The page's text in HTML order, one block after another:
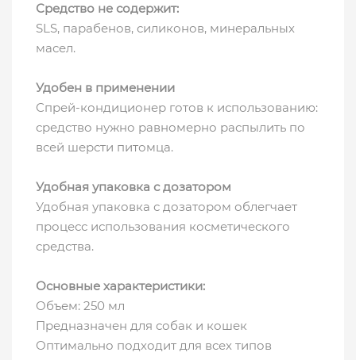
Средство не содержит:
SLS, парабенов, силиконов, минеральных
масел.
Удобен в применении
Спрей-кондиционер готов к использованию:
средство нужно равномерно распылить по
всей шерсти питомца.
Удобная упаковка с дозатором
Удобная упаковка с дозатором облегчает
процесс использования косметического
средства.
Основные характеристики:
Объем: 250 мл
Предназначен для собак и кошек
Оптимально подходит для всех типов